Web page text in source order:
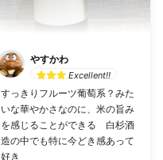
やすかわ
Excellent!!
すっきりフルーツ葡萄系？みた
いな華やかさなのに、米の旨み
を感じることができる 白杉酒
造の中でも特に今どき感あって
好き